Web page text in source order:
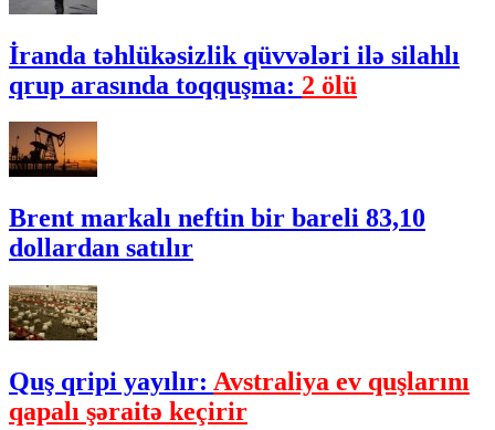
İranda təhlükəsizlik qüvvələri ilə silahlı
qrup arasında toqquşma: 2 ölü
Brent markalı neftin bir bareli 83,10
dollardan satılır
Quş qripi yayılır: Avstraliya ev quşlarını
qapalı şəraitə keçirir